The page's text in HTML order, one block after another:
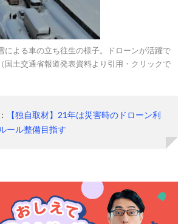
による車の立ち往生の様子。ドローンが活躍で
国土交通省報道発表資料より引用・クリックで
【独自取材】21年は災害時のドローン利
ール整備目指す